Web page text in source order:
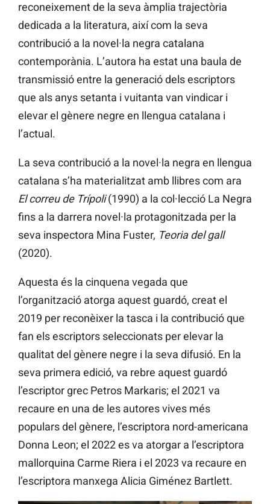
reconeixement de la seva àmplia trajectòria
dedicada a la literatura, així com la seva
contribució a la novel·la negra catalana
contemporània. L’autora ha estat una baula de
transmissió entre la generació dels escriptors
que als anys setanta i vuitanta van vindicar i
elevar el gènere negre en llengua catalana i
l’actual.
La seva contribució a la novel·la negra en llengua
catalana s’ha materialitzat amb llibres com ara
El correu de Trípoli(1990) a la col·lecció La Negra
fins a la darrera novel·la protagonitzada per la
seva inspectora Mina Fuster, Teoria del gall
(2020).
Aquesta és la cinquena vegada que
l’organització atorga aquest guardó, creat el
2019 per reconèixer la tasca i la contribució que
fan els escriptors seleccionats per elevar la
qualitat del gènere negre i la seva difusió. En la
seva primera edició, va rebre aquest guardó
l’escriptor grec Petros Markaris; el 2021 va
recaure en una de les autores vives més
populars del gènere, l’escriptora nord-americana
Donna Leon; el 2022 es va atorgar a l’escriptora
mallorquina Carme Riera i el 2023 va recaure en
l’escriptora manxega Alicia Giménez Bartlett.